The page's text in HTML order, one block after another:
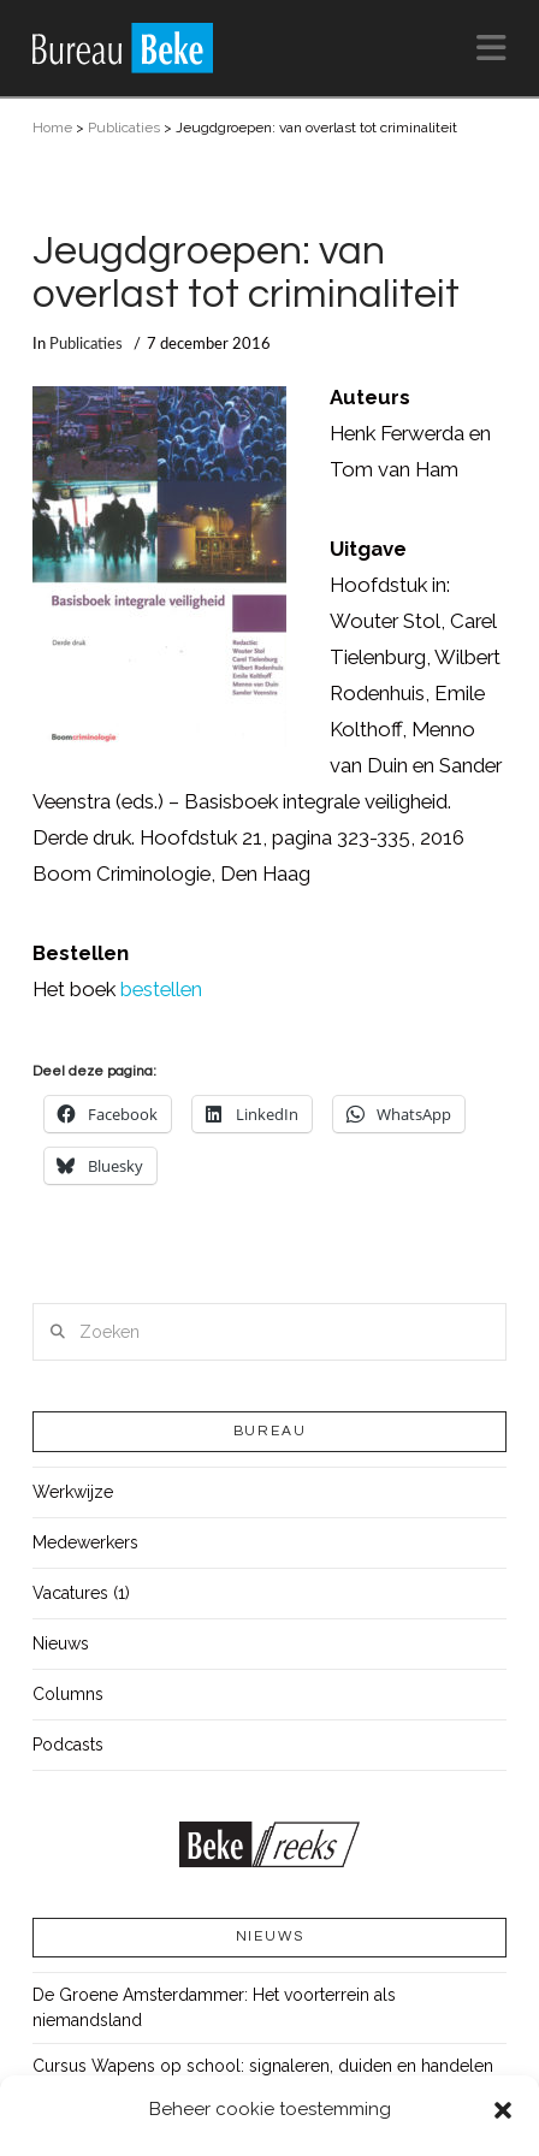
Beheer cookie toestemming
Home> Publicaties> Jeugdgroepen: van overlast tot criminaliteit
Jeugdgroepen: van
overlast tot criminaliteit
In Publicaties 7 december 2016
Auteurs
Henk Ferwerda en
Tom van Ham
Uitgave
Hoofdstuk in:
Wouter Stol, Carel
Tielenburg, Wilbert
Rodenhuis, Emile
Kolthoff, Menno
van Duin en Sander
Veenstra (eds.) – Basisboek integrale veiligheid.
Derde druk. Hoofdstuk 21, pagina 323-335, 2016
Boom Criminologie, Den Haag
Bestellen
Het boek bestellen
Deel deze pagina:
Facebook LinkedIn WhatsApp
Bluesky
BUREAU
Werkwijze
Medewerkers
Vacatures (1)
Nieuws
Columns
Podcasts
NIEUWS
De Groene Amsterdammer: Het voorterrein als
niemandsland
Cursus Wapens op school: signaleren, duiden en handelen